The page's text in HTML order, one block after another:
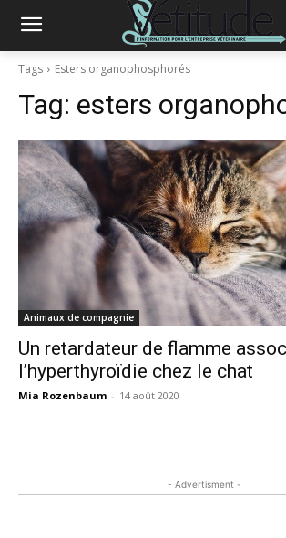
Tags Esters organophosphorés
Tag: esters
Animaux de compagnie
Un retardateur de flamme
l’hyperthyroïdie chez le chat
Mia Rozenbaum - 14 août 2020
- Advertisment -